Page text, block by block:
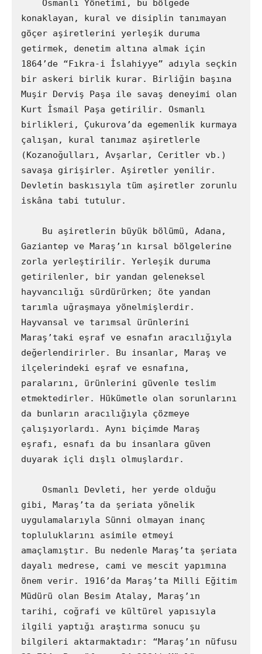
konaklayan, kural ve disiplin tanımayan
göçer aşiretlerini yerleşik duruma
getirmek, denetim altına almak için
1864’de “Fıkra-i İslahiyye” adıyla seçkin
bir askeri birlik kurar. Birliğin başına
Muşir Derviş Paşa ile savaş deneyimi olan
Kurt İsmail Paşa getirilir. Osmanlı
birlikleri, Çukurova’da egemenlik kurmaya
çalışan, kural tanımaz aşiretlerle
(Kozanoğulları, Avşarlar, Ceritler vb.)
savaşa girişirler. Aşiretler yenilir.
Devletin baskısıyla tüm aşiretler zorunlu
iskâna tabi tutulur.
Gaziantep ve Maraş’ın kırsal bölgelerine
zorla yerleştirilir. Yerleşik duruma
getirilenler, bir yandan geleneksel
hayvancılığı sürdürürken; öte yandan
tarımla uğraşmaya yönelmişlerdir.
Hayvansal ve tarımsal ürünlerini
Maraş’taki eşraf ve esnafın aracılığıyla
değerlendirirler. Bu insanlar, Maraş ve
ilçelerindeki eşraf ve esnafına,
paralarını, ürünlerini güvenle teslim
etmektedirler. Hükümetle olan sorunlarını
da bunların aracılığıyla çözmeye
çalışıyorlardı. Aynı biçimde Maraş
eşrafı, esnafı da bu insanlara güven
duyarak içli dışlı olmuşlardır.
gibi, Maraş’ta da şeriata yönelik
uygulamalarıyla Sünni olmayan inanç
topluluklarını asimile etmeyi
amaçlamıştır. Bu nedenle Maraş’ta şeriata
dayalı medrese, cami ve mescit yapımına
önem verir. 1916’da Maraş’ta Milli Eğitim
Müdürü olan Besim Atalay, Maraş’ın
tarihi, coğrafi ve kültürel yapısıyla
ilgili yaptığı araştırma sonucu şu
bilgileri aktarmaktadır: “Maraş’ın nüfusu